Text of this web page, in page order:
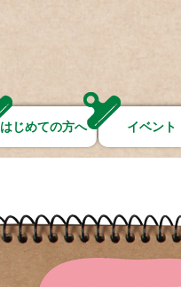
はじめての方へ イベント